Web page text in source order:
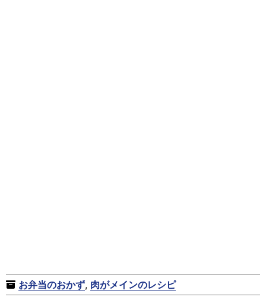
お弁当のおかず, 肉がメインのレシピ